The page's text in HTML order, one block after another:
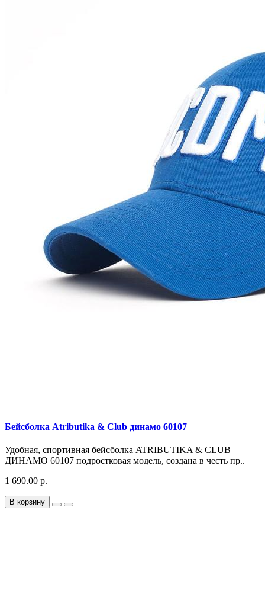
Бейсболка Atributika & Club динамо 60107
Удобная, спортивная бейсболка ATRIBUTIKA & CLUB
ДИНАМО 60107 подростковая модель, создана в честь пр..
1 690.00 р.
В корзину